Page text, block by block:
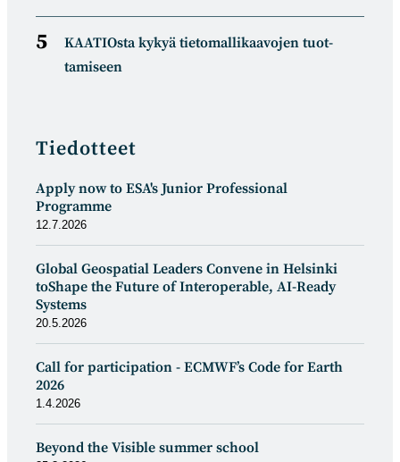
KAATIOsta kykyä tietomal­likaa­vojen tuot­
tamiseen
Tiedotteet
Apply now to ESA's Junior Professional
Programme
12.7.2026
Global Geospatial Leaders Convene in Helsinki
toShape the Future of Interoperable, AI-Ready
Systems
20.5.2026
Call for participation - ECMWF’s Code for Earth
2026
1.4.2026
Beyond the Visible summer school